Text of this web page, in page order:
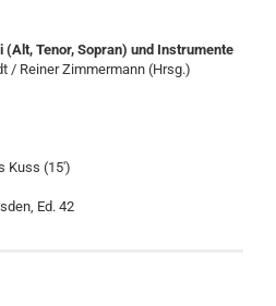
Tenor, Sopran) und Instrumente
/ Reiner Zimmermann (Hrsg.)
Kuss (15')
Ed. 42